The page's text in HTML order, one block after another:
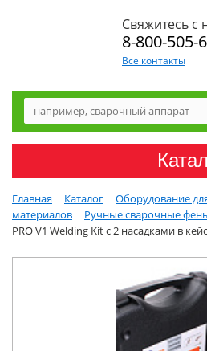
Свяжитесь с
8-800-505-
Все контакты
Главная Каталог
Оборудование
материалов
Ручные сварочные
PRO V1 Welding Kit с 2 насадками в